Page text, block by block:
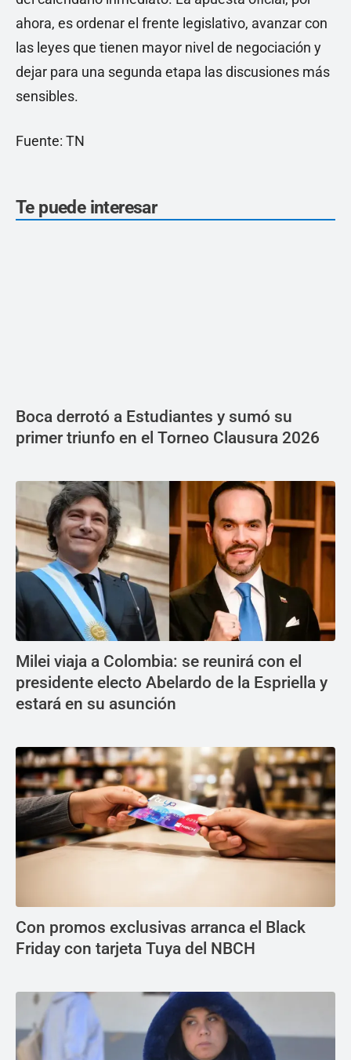
ahora, es ordenar el frente legislativo, avanzar con
las leyes que tienen mayor nivel de negociación y
dejar para una segunda etapa las discusiones más
sensibles.
Fuente: TN
Te puede interesar
Boca derrotó a Estudiantes y sumó su
primer triunfo en el Torneo Clausura 2026
Milei viaja a Colombia: se reunirá con el
presidente electo Abelardo de la Espriella y
estará en su asunción
Con promos exclusivas arranca el Black
Friday con tarjeta Tuya del NBCH